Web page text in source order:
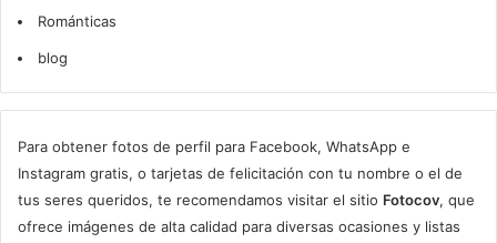
Románticas
blog
Para obtener fotos de perfil para Facebook, WhatsApp e
Instagram gratis, o tarjetas de felicitación con tu nombre o el de
tus seres queridos, te recomendamos visitar el sitio Fotocov, que
ofrece imágenes de alta calidad para diversas ocasiones y listas